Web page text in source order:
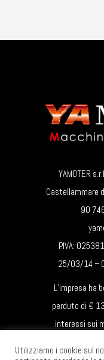
YAMOTER
Castellammare
90
P.IVA:
25/03/14 –
L’impresa ha
perduto di €
interessi sui
Utilizziamo i cookie sul